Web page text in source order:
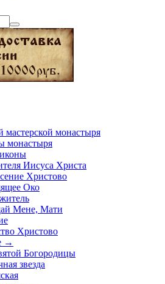
мастерской монастыря
монастыря
Иисуса Христа
Христово
Око
Мене, Мати
Христово
→
Богородицы
звезда